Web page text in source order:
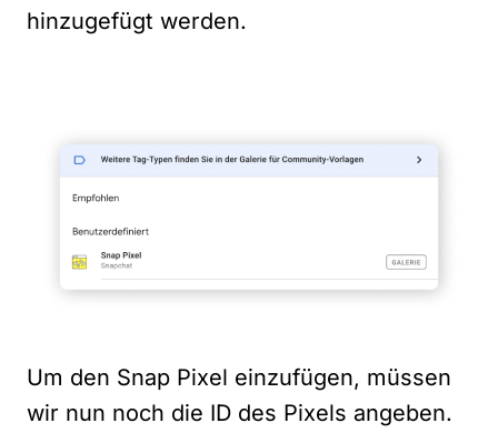
hinzugefügt werden.
Um den Snap Pixel einzufügen, müssen
wir nun noch die ID des Pixels angeben.